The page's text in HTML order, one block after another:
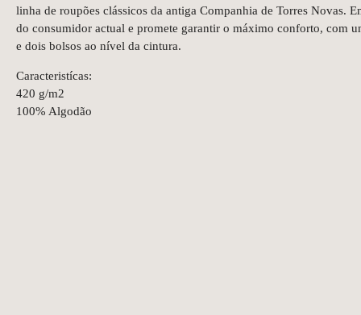
linha de roupões clássicos da antiga Companhia de Torres Novas.
do consumidor actual e promete garantir o máximo conforto, com
e dois bolsos ao nível da cintura.
Caracteristícas:
420 g/m2
100% Algodão